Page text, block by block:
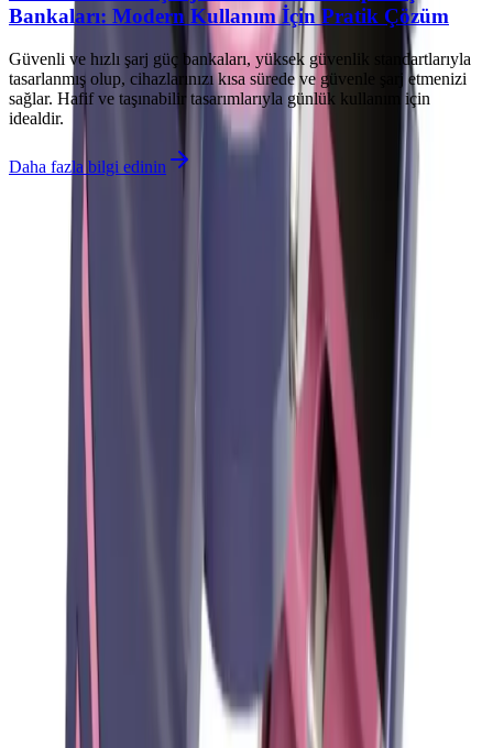
Bankaları: Modern Kullanım İçin Pratik Çözüm
Güvenli ve hızlı şarj güç bankaları, yüksek güvenlik standartlarıyla
tasarlanmış olup, cihazlarınızı kısa sürede ve güvenle şarj etmenizi
sağlar. Hafif ve taşınabilir tasarımlarıyla günlük kullanım için
idealdir.
Daha fazla bilgi edinin
İlgili makaleler
OVADA iPhone 14 Pro Max uyumlu 3D kalpli
silikon kılıf şıklık ve koruma sağlar
OVADA'nın iPhone 14 Pro Max uyumlu 3D kalpli silikon kılıfı,
şıklık ve dayanıklılığı bir arada sunar. Estetik tasarımı ve yüksek
kaliteli malzemesiyle telefonunuza koruma sağlar.